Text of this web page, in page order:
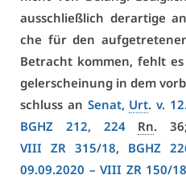
aus­schließ­lich der­ar­ti­ge
che für den
Be­tracht kom­men, fehlt
gel­er­schei­nung in dem
schluss an Se­nat, Urt. v.
BGHZ 212, 224
Rn.
VI­II ZR 315/18, BGHZ
09.09.2020 – VI­II ZR 150/18